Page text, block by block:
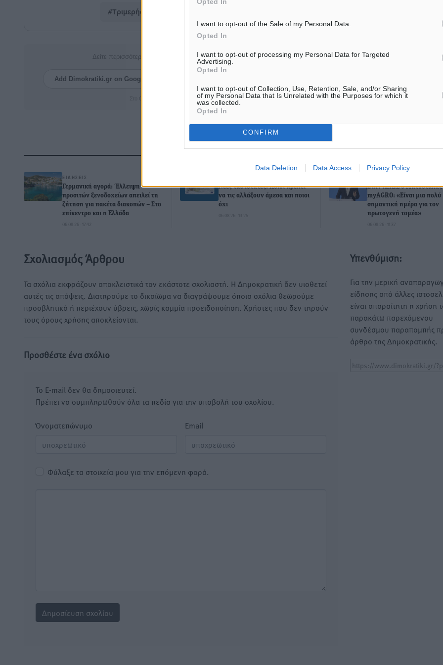
I want to opt-out of the Sale of my Personal Data.
Opted In
I want to opt-out of processing my Personal Data for Targeted
Advertising.
Opted In
I want to opt-out of Collection, Use, Retention, Sale, and/or Sharing
of my Personal Data that Is Unrelated with the Purposes for which it
was collected.
Opted In
CONFIRM
Data Deletion Data Access Privacy Policy
#Τριμερής
Δείτε περισσότερα άρθρα μας στα αποτελέσματα αναζήτησης
Add Dimokratiki.gr on Google ↗
Στο Google News πατήστε ★ Ακολουθήστε
ΕΙΔΉΣΕΙΣ
Γερμανική αγορά: Έλλειψη
προσιτών ξενοδοχείων απειλεί τη
ζήτηση για πακέτα διακοπών – Στο
επίκεντρο και η Ελλάδα
06.08.26 · 17:42
Νέες ταυτότητες: Ποιοι πρέπει
να τις αλλάξουν άμεσα και ποιοι
όχι
06.08.26 · 13:25
Στην ΑΑΔΕ ο Μητσοτάκης
myAGRO: «Είναι μια πολύ
σημαντική ημέρα για τον
πρωτογενή τομέα»
06.08.26 · 11:37
Σχολιασμός Άρθρου
Τα σχόλια εκφράζουν αποκλειστικά τον εκάστοτε σχολιαστή. Η Δημοκρατική δεν υιοθετεί
αυτές τις απόψεις. Διατηρούμε το δικαίωμα να διαγράψουμε όποια σχόλια θεωρούμε
προσβλητικά ή περιέχουν ύβρεις, χωρίς καμμία προειδοποίηση. Χρήστες που δεν τηρούν
τους όρους χρήσης αποκλείονται.
Προσθέστε ένα σχόλιο
Το E-mail δεν θα δημοσιευτεί.
Πρέπει να συμπληρωθούν όλα τα πεδία για την υποβολή του σχολίου.
Όνοματεπώνυμο Email
Φύλαξε τα στοιχεία μου για την επόμενη φορά.
Υπενθύμιση:
Για την μερική
είδησης από άλλες
είναι απαραίτητη η χρήση
παρακάτω παρεχόμενου
συνδέσμου παραπομπής
άρθρο της Δημοκρατικής.